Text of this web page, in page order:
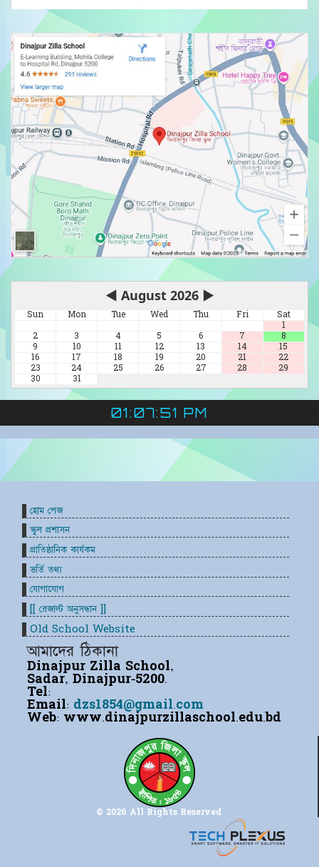
◀ August 2026 ▶
Sun Mon Tue Wed Thu Fri
Sat
1
2
3 4 5 6 7
8
9
10 11 12 13 14
15
16
17 18 19 20 21
22
23
24 25 26 27 28
29
30
31
01:07:52 PM
© 2026 All Rights Reserved
আমাদের ঠিকানা
Dinajpur Zilla School,
Sadar, Dinajpur-5200.
Tel:
Email: dzs1854@gmail.com
Web: www.dinajpurzillaschool.edu.bd
হোম পেজ
স্কুল প্রশাসন
প্রাতিষ্ঠানিক কার্যকম
ভর্তি তথ্য
যোগাযোগ
[[ রেজাল্ট অনুসন্ধান ]]
Old School Website